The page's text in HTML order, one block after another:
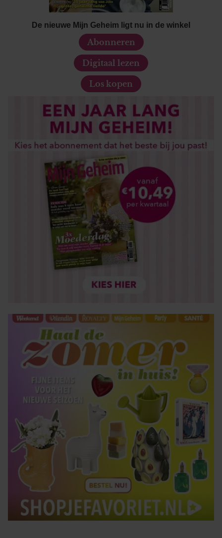
De nieuwe Mijn Geheim ligt nu in de winkel
Abonneren
Digitaal lezen
Los kopen